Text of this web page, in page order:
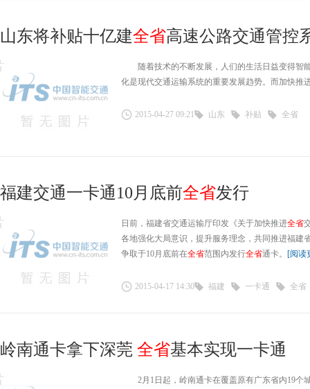
山东将补贴十亿建全省高速公路交通管控
随着技术的不断发展，人们的生活日益变得智
化是现代交通运输系统的重要发展趋势。而加快推
2015-04-27 09:21 山东 补贴 全省
福建交通一卡通10月底前全省发行
日前，福建省交通运输厅印发《关于加快推进全省
各地强化大局意识，提升服务理念，共同推进福建
争取于10月底前在全省范围内发行全省通卡。 [阅读
2015-04-17 14:30 福建 一卡通 全省
岭南通卡拿下深莞 全省基本实现一卡通
2月1日起，岭南通卡在覆盖原有广东省内19个